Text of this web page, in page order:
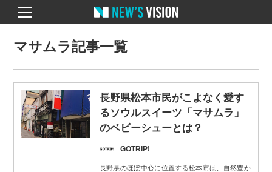
マサムラ記事一覧
長野県松本市民がこよなく愛す
るソウルスイーツ「マサムラ」
のベビーシューとは？
GOTRIP!
長野県のほぼ中心に位置する松本市は、自然豊か